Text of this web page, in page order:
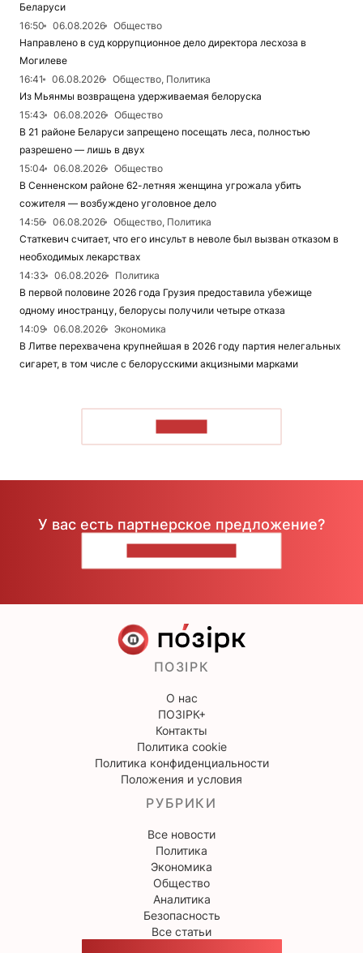
Беларуси
16:50
06.08.2026
Общество
Направлено в суд коррупционное дело директора лесхоза в
Могилеве
16:41
06.08.2026
Общество, Политика
Из Мьянмы возвращена удерживаемая белоруска
15:43
06.08.2026
Общество
В 21 районе Беларуси запрещено посещать леса, полностью
разрешено — лишь в двух
15:04
06.08.2026
Общество
В Сенненском районе 62-летняя женщина угрожала убить
сожителя — возбуждено уголовное дело
14:56
06.08.2026
Общество, Политика
Статкевич считает, что его инсульт в неволе был вызван отказом в
необходимых лекарствах
14:33
06.08.2026
Политика
В первой половине 2026 года Грузия предоставила убежище
одному иностранцу, белорусы получили четыре отказа
14:09
06.08.2026
Экономика
В Литве перехвачена крупнейшая в 2026 году партия нелегальных
сигарет, в том числе с белорусскими акцизными марками
У вас есть партнерское предложение?
ПОЗІРК
О нас
ПОЗІРК+
Контакты
Политика cookie
Политика конфиденциальности
Положения и условия
РУБРИКИ
Все новости
Политика
Экономика
Общество
Аналитика
Безопасность
Все статьи